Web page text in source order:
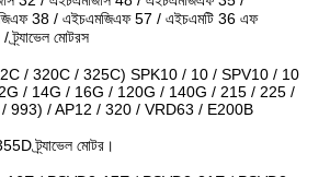
38 / এইচএমজিএফ 57 / এইচএমটি 36 এফ
মোটরস
/ 320C / 325C) SPK10 / 10 / SPV10 / 10
/ 14G / 16G / 120G / 140G / 215 / 225 /
993) / AP12 / 320 / VRD63 / E200B
ট্র্যাভেল মোটর।